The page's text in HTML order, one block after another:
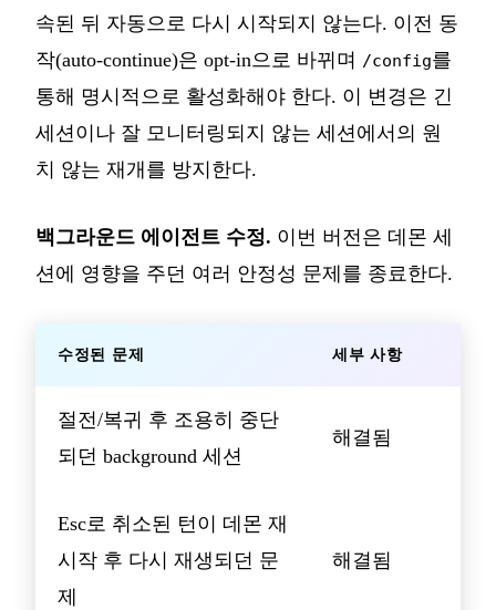
속된 뒤 자동으로 다시 시작되지 않는다. 이전 동
작(auto-continue)은 opt-in으로 바뀌며 /config를
통해 명시적으로 활성화해야 한다. 이 변경은 긴
세션이나 잘 모니터링되지 않는 세션에서의 원
치 않는 재개를 방지한다.
백그라운드 에이전트 수정. 이번 버전은 데몬 세
션에 영향을 주던 여러 안정성 문제를 종료한다.
수정된 문제 세부 사항
절전/복귀 후 조용히 중단
되던 background 세션
해결됨
Esc로 취소된 턴이 데몬 재
시작 후 다시 재생되던 문
제
해결됨